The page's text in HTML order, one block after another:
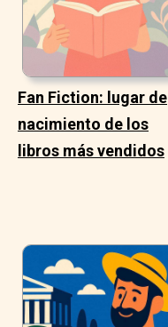
Fan Fiction: lugar de
nacimiento de los
libros más vendidos